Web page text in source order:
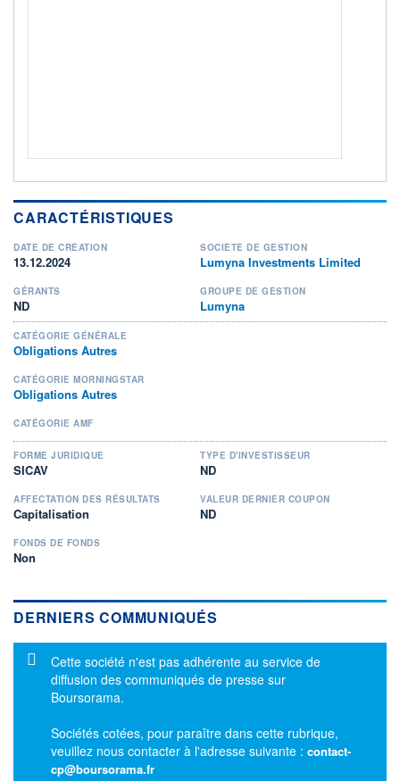
+ PORTEFEUILLE + LISTE
CARACTÉRISTIQUES
DATE DE CRÉATION
13.12.2024
SOCIÉTÉ DE GESTION
Lumyna Investments Limited
GÉRANTS
ND
GROUPE DE GESTION
Lumyna
CATÉGORIE GÉNÉRALE
Obligations Autres
CATÉGORIE MORNINGSTAR
Obligations Autres
CATÉGORIE AMF
FORME JURIDIQUE
SICAV
TYPE D'INVESTISSEUR
ND
AFFECTATION DES RÉSULTATS
Capitalisation
VALEUR DERNIER COUPON
ND
FONDS DE FONDS
Non
DERNIERS COMMUNIQUÉS
Message d'information
Cette société n'est pas adhérente au service de
diffusion des communiqués de presse sur
Boursorama.
Sociétés cotées, pour paraître dans cette rubrique,
veuillez nous contacter à l'adresse suivante : contact-
cp@boursorama.fr